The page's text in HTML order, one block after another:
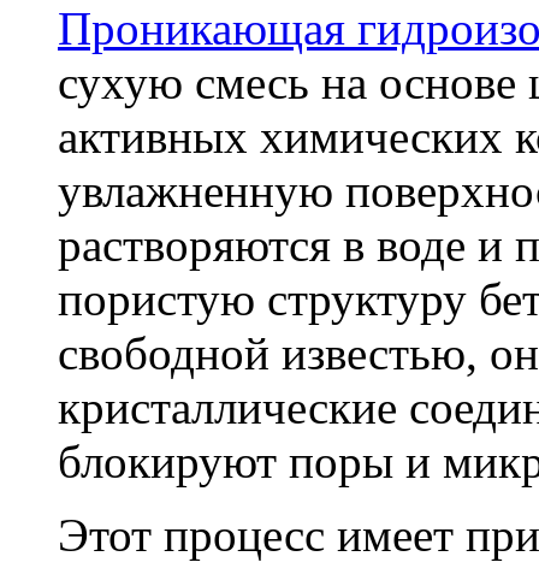
Проникающая
сухую смесь на основе
активных химических
увлажненную
растворяются в воде и
пористую структуру
свободной известью,
кристаллические
блокируют поры и
Этот процесс имеет